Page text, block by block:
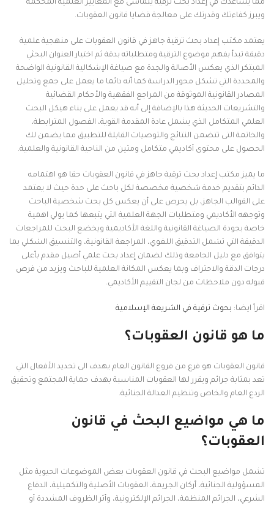
مما يساعدك في إعداد بحث ترقية يتماشى مع المعايير العلمية المحكمة
ويبرز كفاءتك وقدرتك على معالجة قضايا قانون العقوبات.
يعتمد مكتب إعداد بحث ترقية جاهز في قانون العقوبات على منهجية علمية
دقيقة تبدأ بفهم موضوع الترقية ومتطلباته بدقة ثم اختيار العنوان البحثي
المبتكر الذي يعكس الأصالة والجدة مع صياغة الإشكالية القانونية الواضحة
والمحددة التي تشكل محور الدراسة كما أنه دائما ما يعمل على جمع وتحليل
المصادر القانونية الموثوقة من المراجع الفقهية والأحكام القضائية
والتشريعات الحديثة هذا بالإضافة إلى أنه قد يعمل على بناء هيكل البحث
العلمي المتكامل الذي يشمل عادة المقدمة القوية، الفصول المترابطة،
والخاتمة التى تتضمن النتائج والتوصيات القابلة للتطبيق مما يضمن لك
الحصول على محتوى أكاديمي متكامل ومتين من الناحية القانونية والعلمية.
ما يميز مكتب إعداد بحث ترقية جاهز في قانون العقوبات حقا هو اهتمامه
الدائم بتقديم خدمة شخصية مخصصة لكل باحث على حدة حيث لا يعتمد
على القوالب الجاهز، بل يحرص على أن يعكس كل بحث شخصية الباحث
وتوجهه الأكاديمي ومتطلبات الجهة العلمية التي يتبعها كما يولي اهمية
خاصة بجودة الصياغة القانونية واللغة الأكاديمية ويخضع البحث للمراجعات
الدقيقة التي تشمل التدقيق اللغوي، المراجعة القانونية، والتنسيق الشكلي بما
يتوافق مع دليل الجامعة وذلك لضمان إعداد بحث علمي أصيل مقدم بأعلى
درجات الدقة والاحتراف وبما يعكس المكانة العلمية للباحث ويزيد من فرص
قبوله دون ملاحظات من لجان التقييم الأكاديمي.
اقرأ ايضا: بحوث ترقية في الشريعة الإسلامية
ما هو قانون العقوبات؟
قانون العقوبات هو فرع من فروع القانون العام يهدف الى تحديد الأفعال التي
تعد بمثابة جرائم ويقرر لها العقوبات المناسبة بهدف حماية المجتمع وتحقيق
الردع العام والخاص وتنظيم العدالة الجنائية.
ما هي مواضيع البحث في قانون
العقوبات؟
تشمل مواضيع البحث في قانون العقوبات بعض الموضوعات الحيوية مثل
المسؤولية الجنائية، أركان الجريمة، العقوبات الأصلية والتكميلية، الدفاع
الشرعي، الجرائم المنظمة، الجرائم الإلكترونية، وأثر الظروف المشددة أو